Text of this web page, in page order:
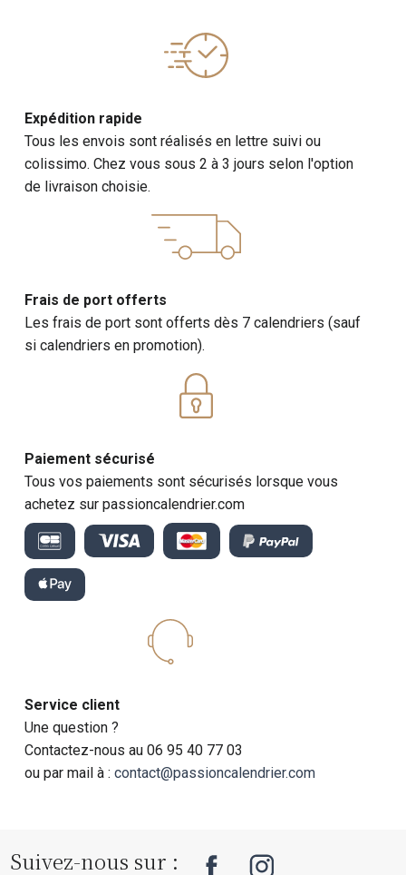
Expédition rapide
Tous les envois sont réalisés en lettre suivi ou
colissimo. Chez vous sous 2 à 3 jours selon l'option
de livraison choisie.
Frais de port offerts
Les frais de port sont offerts dès 7 calendriers (sauf
si calendriers en promotion).
Paiement sécurisé
Tous vos paiements sont sécurisés lorsque vous
achetez sur passioncalendrier.com
Service client
Une question ?
Contactez-nous au 06 95 40 77 03
ou par mail à :contact@passioncalendrier.com
Suivez-nous sur :